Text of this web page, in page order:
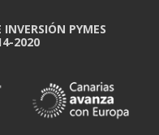
INVERSIÓN PYMES
2020